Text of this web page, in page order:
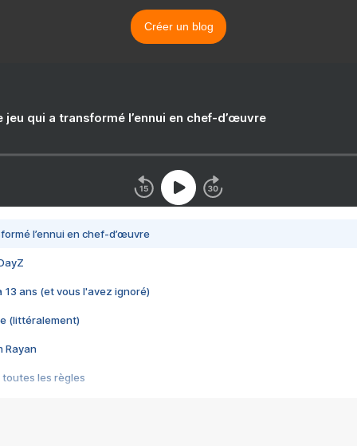
Créer un blog
jeu qui a transformé l’ennui en chef-d’œuvre
l’ennui en chef-d’œuvre
13 ans (et vous l'avez ignoré)
(littéralement)
Rayan
toutes les règles